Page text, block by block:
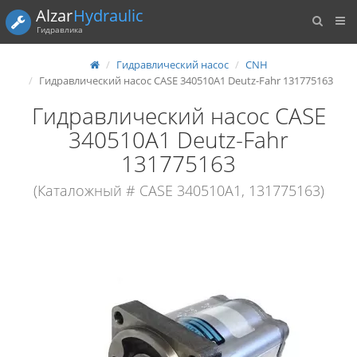
AlzarHydraulic
Гидравлика
Гидравлический насос
CNH
Гидравлический насос CASE 340510A1 Deutz-Fahr 131775163
Гидравлический насос CASE
340510A1 Deutz-Fahr
131775163
(Каталожный # CASE 340510A1, 131775163)